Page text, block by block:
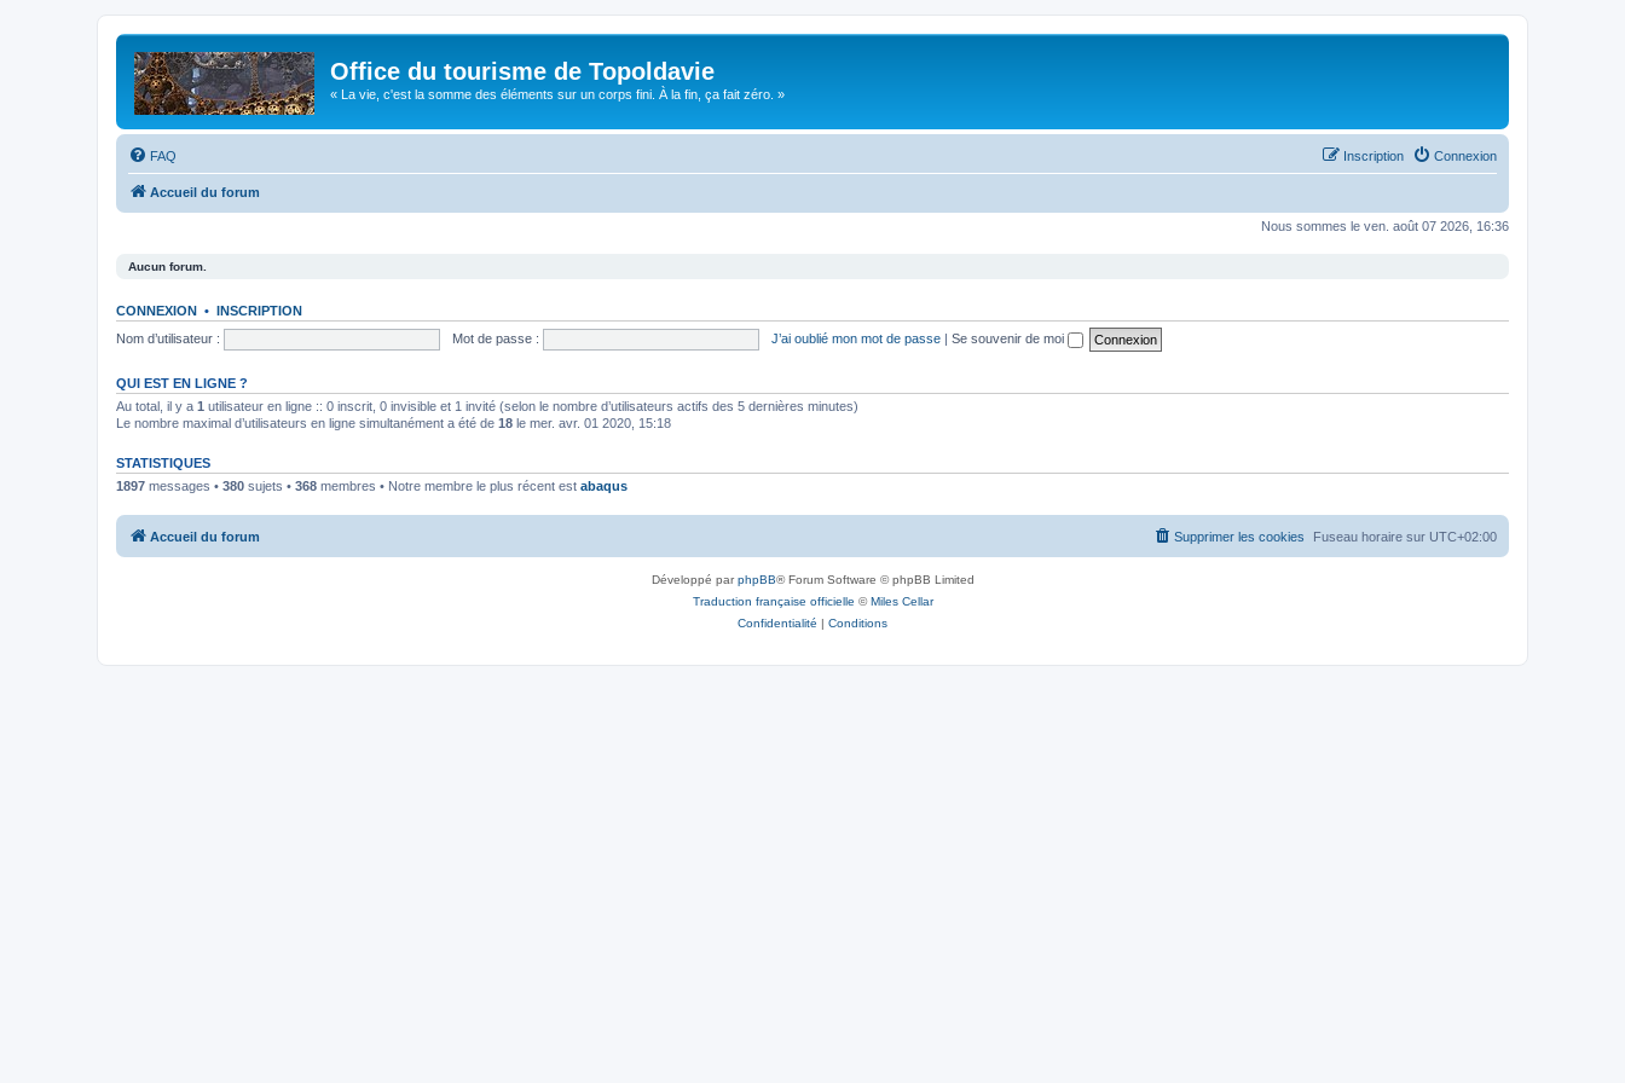
Office du tourisme de Topoldavie
« La vie, c'est la somme des éléments sur un corps fini. À la fin, ça fait zéro. »
FAQ Connexion
Inscription
Accueil du forum
Nous sommes le ven. août 07 2026, 16:36
Aucun forum.
CONNEXION • INSCRIPTION
Nom d’utilisateur :
Mot de passe : J’ai oublié mon mot de passe | Se souvenir de moi
QUI EST EN LIGNE ?
Au total, il y a 1 utilisateur en ligne :: 0 inscrit, 0 invisible et 1 invité (selon le nombre d’utilisateurs actifs des 5 dernières minutes)
Le nombre maximal d’utilisateurs en ligne simultanément a été de 18 le mer. avr. 01 2020, 15:18
STATISTIQUES
1897 messages • 380 sujets • 368 membres • Notre membre le plus récent est abaqus
Accueil du forum Fuseau horaire sur UTC+02:00
Supprimer les cookies
Développé parphpBB® Forum Software © phpBB Limited
Traduction française officielle ©Miles Cellar
Confidentialité | Conditions